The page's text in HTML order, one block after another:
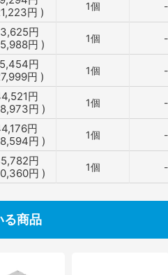
円 ) 1個 -
円
円 ) 1個 -
円
円 ) 1個 -
円
円 ) 1個 -
円
円 ) 1個 -
円
円 ) 1個 -
る商品